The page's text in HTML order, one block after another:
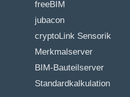
freeBIM
jubacon
cryptoLink Sensorik
Merkmalserver
BIM-Bauteilserver
Standardkalkulation